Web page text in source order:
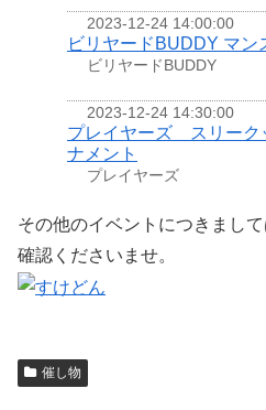
2023-12-24 14:00:00
ビリヤードBUDDY マン
ビリヤードBUDDY
2023-12-24 14:30:00
プレイヤーズ スリー
ナメント
プレイヤーズ
その他のイベントにつきまし
確認くださいませ。
催し物